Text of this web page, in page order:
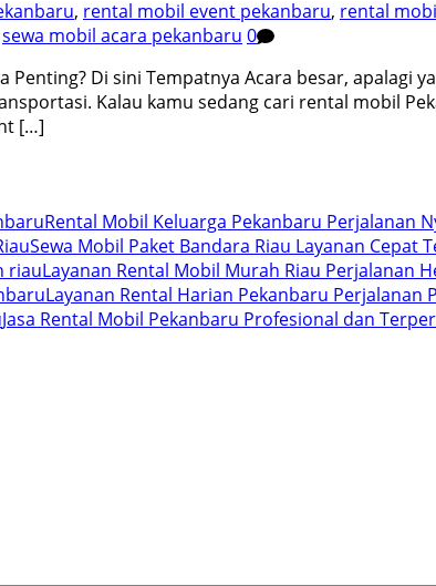
, rental mobil event pekanbaru, rental
sewa mobil acara pekanbaru 0
Penting? Di sini Tempatnya Acara besar,
Kalau kamu sedang cari rental mobil
[…]
Rental Mobil Keluarga Pekanbaru Perjalanan
Sewa Mobil Paket Bandara Riau Layanan Cepat
Layanan Rental Mobil Murah Riau Perjalanan
Layanan Rental Harian Pekanbaru Perjalanan
Jasa Rental Mobil Pekanbaru Profesional dan